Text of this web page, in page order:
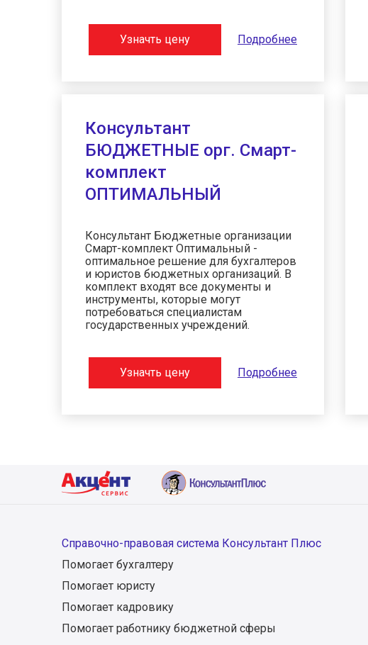
Узначть цену Подробнее
Консультант
БЮДЖЕТНЫЕ орг. Смарт-
комплект
ОПТИМАЛЬНЫЙ
Консультант Бюджетные организации
Смарт-комплект Оптимальный -
оптимальное решение для бухгалтеров
и юристов бюджетных организаций. В
комплект входят все документы и
инструменты, которые могут
потребоваться специалистам
государственных учреждений.
Узначть цену Подробнее
Справочно-правовая система Консультант Плюс
Помогает бухгалтеру
Помогает юристу
Помогает кадровику
Помогает работнику бюджетной сферы